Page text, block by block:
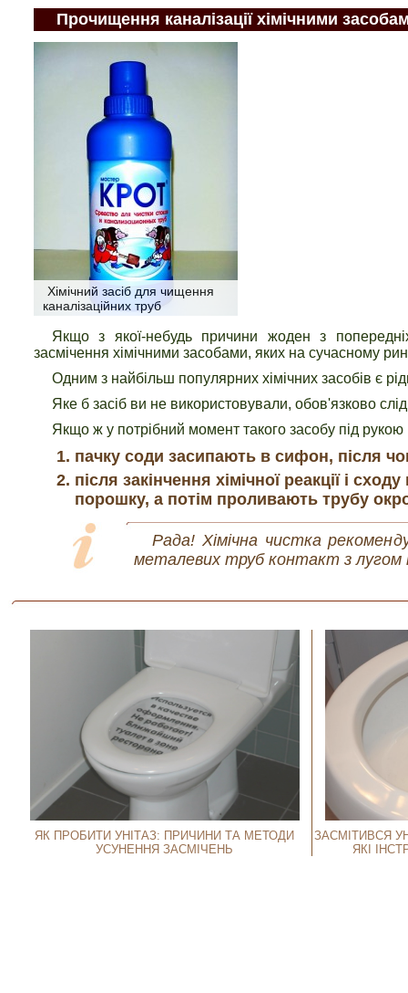
Прочищення каналізації хімічними
Хімічний засіб для чищення
каналізаційних труб
Якщо з якої-небудь причини жоден з
засмічення хімічними засобами, яких на сучасному
Одним з найбільш популярних хімічних засобів є
Яке б засіб ви не використовували, обов'язково
Якщо ж у потрібний момент такого засобу під
пачку соди засипають в сифон, після
після закінчення хімічної реакції і
порошку, а потім проливають трубу
Рада! Хімічна чистка
металевих труб контакт з лугом
ЯК ПРОБИТИ УНІТАЗ: ПРИЧИНИ ТА МЕТОДИ
УСУНЕННЯ ЗАСМІЧЕНЬ
ЗАСМІТИВСЯ
ЯКІ